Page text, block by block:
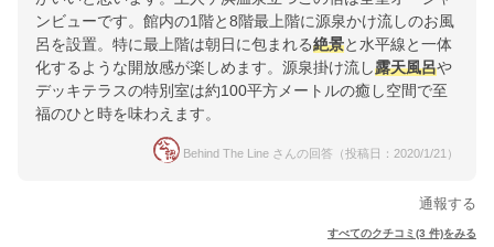
ンビューです。館内の1階と8階最上階に源泉かけ流しのお風
呂を設置。特に最上階は朝日に包まれる絶景と水平線と一体
化するような開放感が楽しめます。源泉掛け流し露天風呂や
デッキテラスの特別室は約100平方メートルの癒し空間で至
福のひと時を味わえます。
Behind The Line さんの回答（投稿日：2020/1/21）
通報する
すべてのクチコミ(3 件)をみる